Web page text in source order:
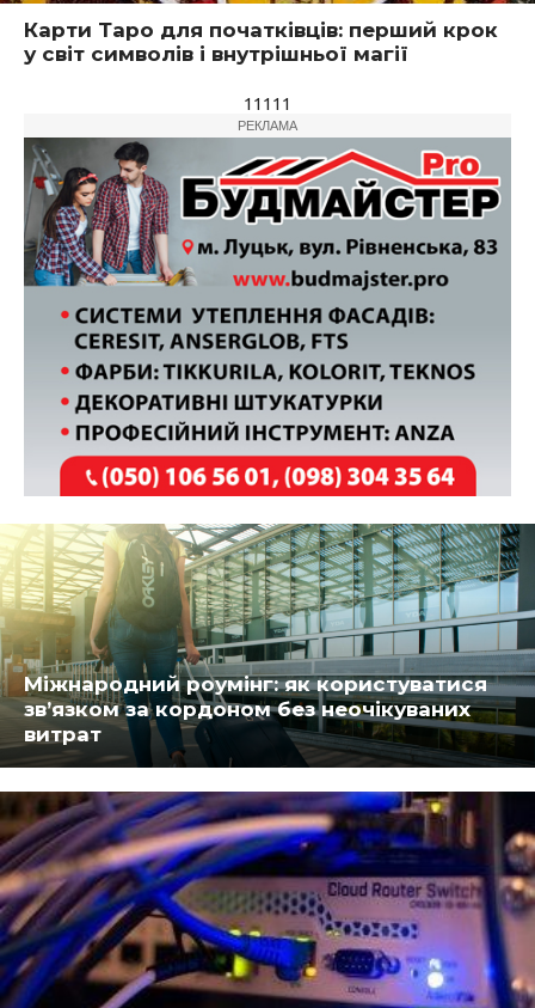
Карти Таро для початківців: перший крок
у світ символів і внутрішньої магії
11111
РЕКЛАМА
Міжнародний роумінг: як користуватися
зв’язком за кордоном без неочікуваних
витрат